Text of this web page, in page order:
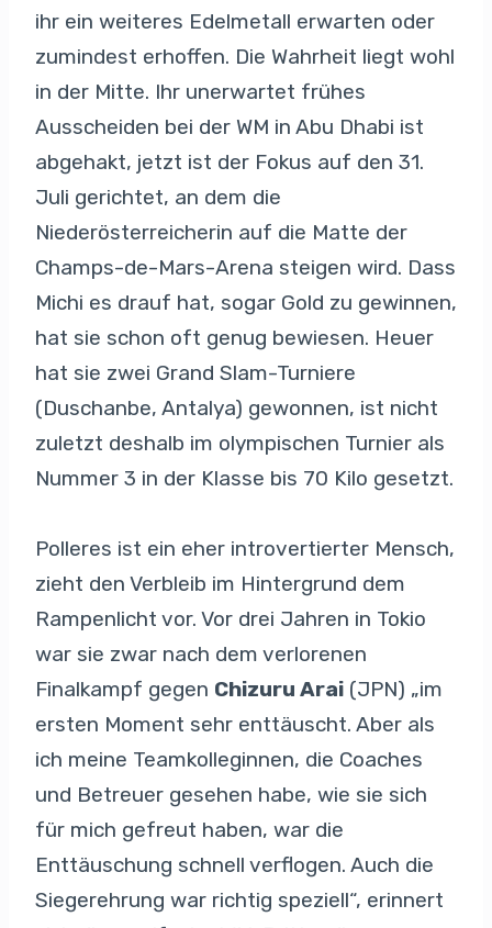
ihr ein weiteres Edelmetall erwarten oder
zumindest erhoffen. Die Wahrheit liegt wohl
in der Mitte. Ihr unerwartet frühes
Ausscheiden bei der WM in Abu Dhabi ist
abgehakt, jetzt ist der Fokus auf den 31.
Juli gerichtet, an dem die
Niederösterreicherin auf die Matte der
Champs-de-Mars-Arena steigen wird. Dass
Michi es drauf hat, sogar Gold zu gewinnen,
hat sie schon oft genug bewiesen. Heuer
hat sie zwei Grand Slam-Turniere
(Duschanbe, Antalya) gewonnen, ist nicht
zuletzt deshalb im olympischen Turnier als
Nummer 3 in der Klasse bis 70 Kilo gesetzt.
Polleres ist ein eher introvertierter Mensch,
zieht den Verbleib im Hintergrund dem
Rampenlicht vor. Vor drei Jahren in Tokio
war sie zwar nach dem verlorenen
Finalkampf gegen Chizuru Arai (JPN) „im
ersten Moment sehr enttäuscht. Aber als
ich meine Teamkolleginnen, die Coaches
und Betreuer gesehen habe, wie sie sich
für mich gefreut haben, war die
Enttäuschung schnell verflogen. Auch die
Siegerehrung war richtig speziell“, erinnert